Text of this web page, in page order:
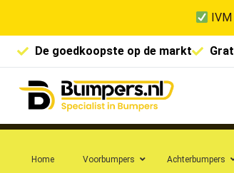
De goedkoopste op de markt
Home Voorbumpers Achterbumpers